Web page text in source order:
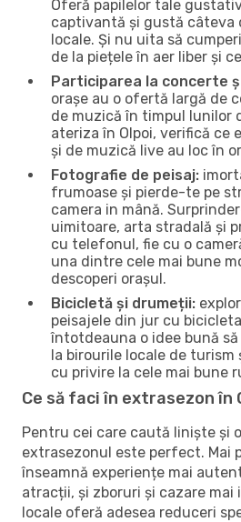
Oferă papilelor tale
captivantă și gustă câteva
locale. Și nu uita să
de la piețele în aer liber și
Participarea la concerte
orașe au o ofertă largă de
de muzică în timpul lunilor
ateriza în Olpoi, verifică ce
și de muzică live au loc în
Fotografie de peisaj:
frumoase și pierde-te pe
camera in mână.
uimitoare, arta stradală și
cu telefonul, fie cu o
una dintre cele mai bune
descoperi orașul.
Bicicletă și drumeții:
peisajele din jur cu
întotdeauna o idee bună
la birourile locale de turism
cu privire la cele mai bune
Ce să faci în extrasezon în
Pentru cei care caută liniște și
extrasezonul este perfect. Mai
înseamnă experiențe mai
atracții, și zboruri și cazare mai
locale oferă adesea reduceri